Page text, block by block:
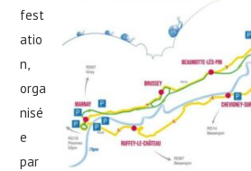
fest
atio
n,
orga
nisé
e
par